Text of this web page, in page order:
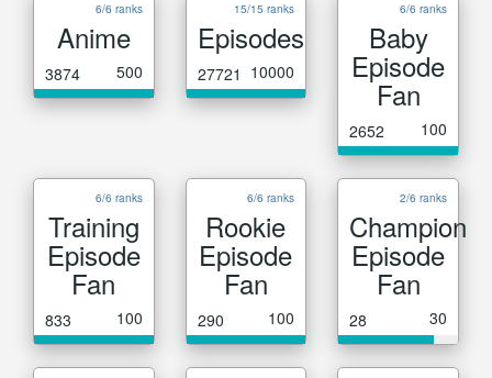
6/6 ranks
Anime
3874 500
15/15 ranks
Episodes
27721 10000
6/6 ranks
Baby
Episode
Fan
2652 100
6/6 ranks
Training
Episode
Fan
833 100
6/6 ranks
Rookie
Episode
Fan
290 100
2/6 ranks
Champion
Episode
Fan
28 30